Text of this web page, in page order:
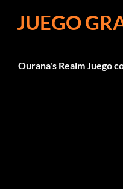
JUEGO
Ourana's Realm Juego